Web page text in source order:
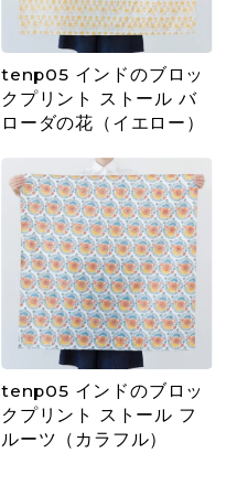
tenp05 インドのブロッ
クプリント ストール バ
ローダの花（イエロー）
tenp05 インドのブロッ
クプリント ストール フ
ルーツ（カラフル）